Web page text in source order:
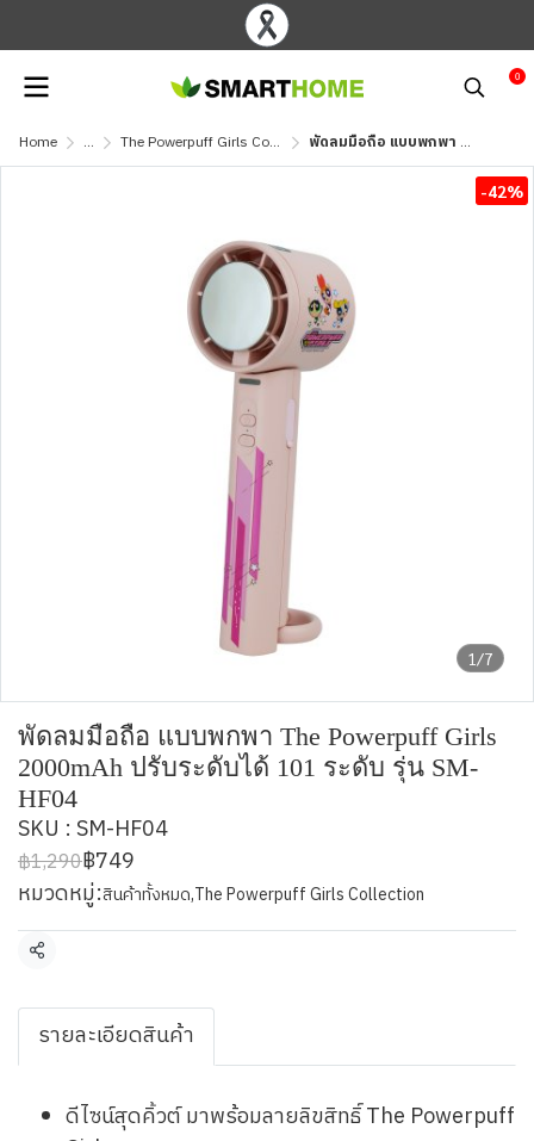
0
Home ... The Powerpuff Girls Collection พัดลมมือถือ แบบพกพา The Powerpuff Girls 2000mAh ปรับระดับได้ 101 ระดับ รุ่น SM-HF04
1/7
-42%
พัดลมมือถือ แบบพกพา The Powerpuff Girls
2000mAh ปรับระดับได้ 101 ระดับ รุ่น SM-
HF04
SKU : SM-HF04
฿1,290฿749
หมวดหมู่:สินค้าทั้งหมด,The Powerpuff Girls Collection
แชร์
รายละเอียดสินค้า
ดีไซน์สุดคิ้วต์ มาพร้อมลายลิขสิทธิ์ The Powerpuff